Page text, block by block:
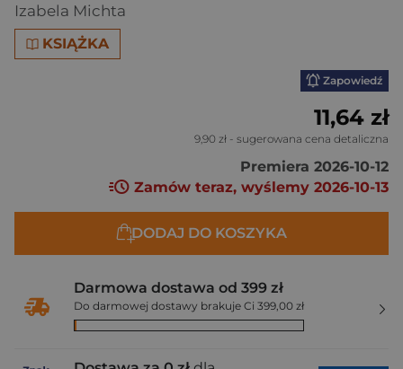
Izabela Michta
KSIĄŻKA
Zapowiedź
11,64 zł
9,90 zł - sugerowana cena detaliczna
Premiera 2026-10-12
Zamów teraz, wyślemy 2026-10-13
DODAJ DO KOSZYKA
Darmowa dostawa od 399 zł
Do darmowej dostawy brakuje Ci 399,00 zł